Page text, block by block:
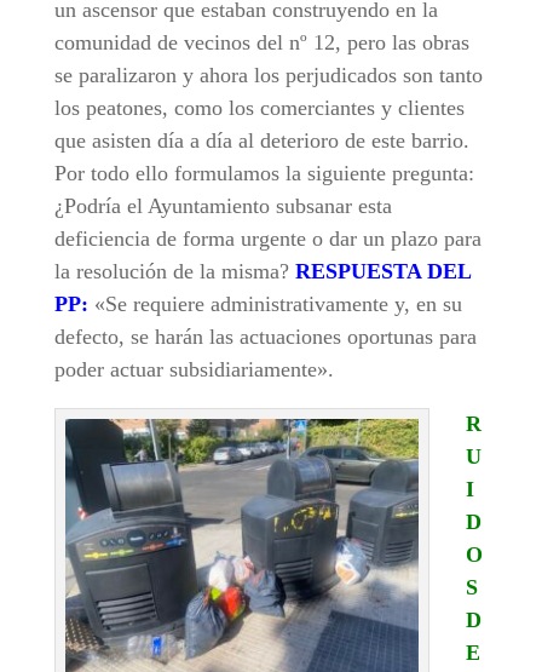
un ascensor que estaban construyendo en la
comunidad de vecinos del nº 12, pero las obras
se paralizaron y ahora los perjudicados son tanto
los peatones, como los comerciantes y clientes
que asisten día a día al deterioro de este barrio.
Por todo ello formulamos la siguiente pregunta:
¿Podría el Ayuntamiento subsanar esta
deficiencia de forma urgente o dar un plazo para
la resolución de la misma? RESPUESTA DEL
PP: «Se requiere administrativamente y, en su
defecto, se harán las actuaciones oportunas para
poder actuar subsidiariamente».
R
U
I
D
O
S
D
E